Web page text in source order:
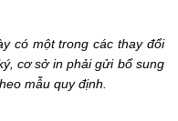
có một trong các thay đổi
cơ sở in phải gửi bổ sung
mẫu quy định.